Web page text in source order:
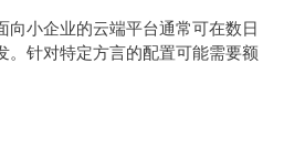
向小企业的云端平台通常可在数日
。针对特定方言的配置可能需要额